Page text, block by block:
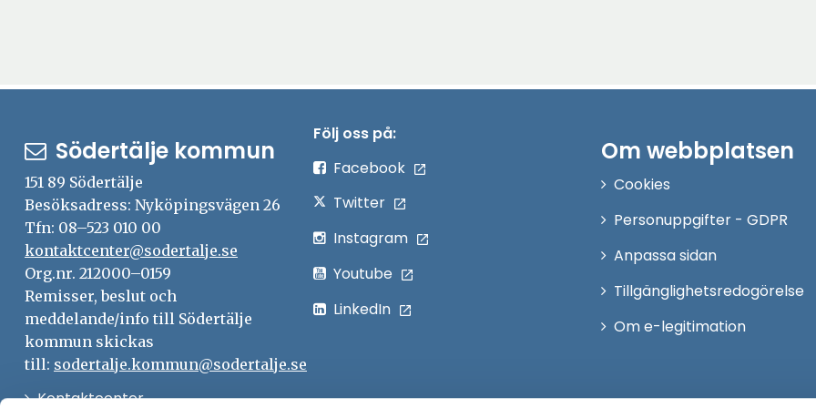
Södertälje kommun
151 89 Södertälje
Besöksadress: Nyköpingsvägen 26
Tfn: 08–523 010 00
kontaktcenter@sodertalje.se
Org.nr. 212000–0159
Remisser, beslut och
meddelande/info till Södertälje
kommun skickas
till: sodertalje.kommun@sodertalje.se
KontaktcenterÖppna
Följ oss på:
Facebook
Twitter
Instagram
Youtube
LinkedIn
Om webbplatsen
Cookies
Personuppgifter - GDPR
Anpassa sidan
Tillgänglighetsredogörelse
Om e-legitimation